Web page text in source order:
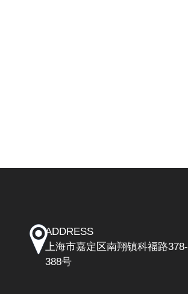
ADDRESS
上海市嘉定区南翔镇科福路378-
388号